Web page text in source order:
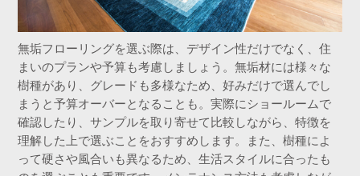
無垢フローリングを選ぶ際は、デザイン性だけでなく、住
まいのプランや予算も考慮しましょう。無垢材には様々な
樹種があり、グレードも多様なため、好みだけで選んでし
まうと予算オーバーとなることも。実際にショールームで
確認したり、サンプルを取り寄せて比較しながら、特徴を
理解した上で選ぶことをおすすめします。また、樹種によ
って硬さや風合いも異なるため、生活スタイルに合ったも